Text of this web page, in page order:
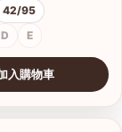
42/95
D E
入購物車